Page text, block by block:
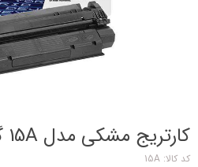
کارتریج مشکی مدل 15A گرید A
کد کالا: 15A